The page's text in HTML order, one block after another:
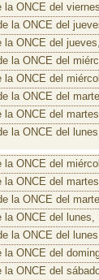
ONCE del
la ONCE del
ONCE del
la ONCE del
ONCE del
la ONCE del
ONCE del
la ONCE del
ONCE del
ONCE del
la ONCE del
ONCE del
la ONCE del
ONCE del
ONCE del